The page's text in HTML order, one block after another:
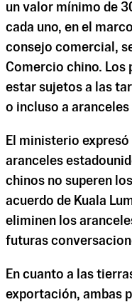
un valor mínimo de
cada uno, en el
consejo comercial,
Comercio chino. Los
estar sujetos a las
o incluso a
El ministerio expresó
aranceles
chinos no superen
acuerdo de Kuala
eliminen los
futuras
En cuanto a las
exportación, ambas